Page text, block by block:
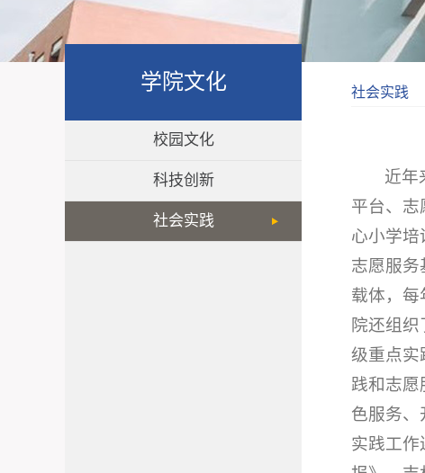
学院文化
校园文化
科技创新
社会实践
社会实践
近年
平台、志
心小学培
志愿服务
载体，
院还组
级重点实
践和志愿
色服务、
实践工作